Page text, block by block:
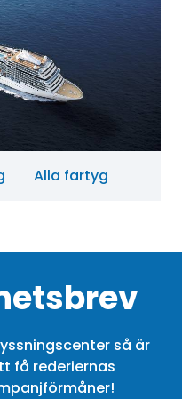
Alla fartyg
så är
få rederiernas